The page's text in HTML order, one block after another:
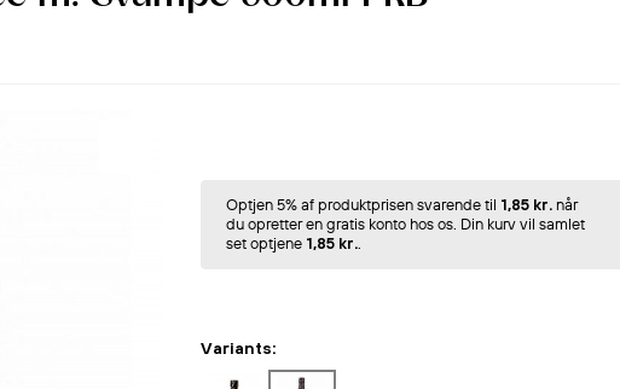
Optjen 5% af produktprisen svarende til 1,85 kr.når
du opretter en gratis konto hos os. Din kurv vil samlet
set optjene 1,85 kr..
Variants: